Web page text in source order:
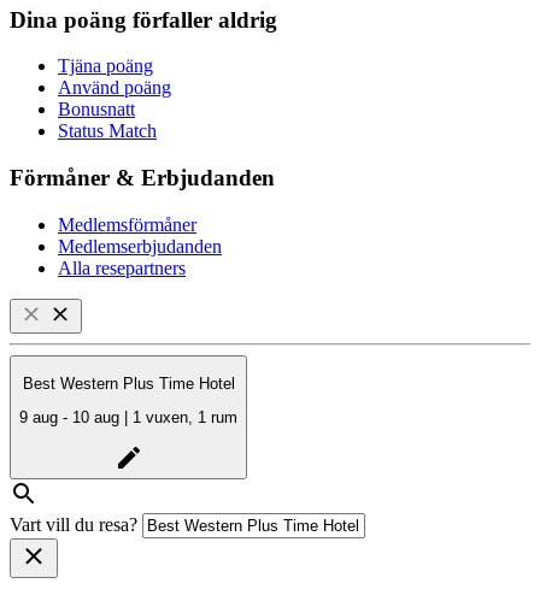
Dina poäng förfaller aldrig
Tjäna poäng
Använd poäng
Bonusnatt
Status Match
Förmåner & Erbjudanden
Medlemsförmåner
Medlemserbjudanden
Alla resepartners
Best Western Plus Time Hotel
9 aug - 10 aug | 1 vuxen, 1 rum
Vart vill du resa?